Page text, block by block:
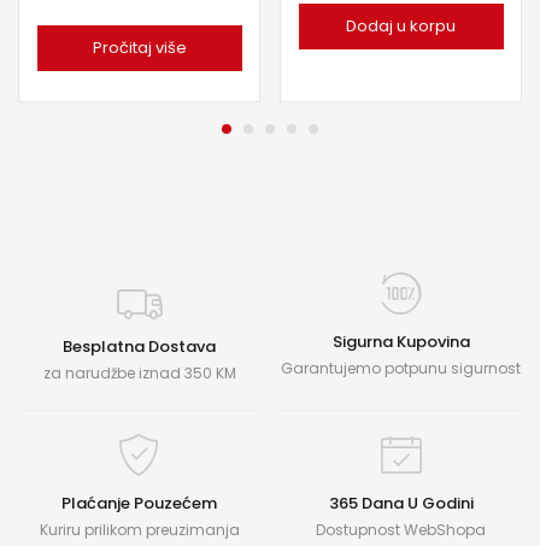
Pročitaj više
Dodaj u korpu
Besplatna Dostava
za narudžbe iznad 350 KM
Sigurna Kupovina
Garantujemo potpunu sigurnost
Plaćanje Pouzećem
Kuriru prilikom preuzimanja
365 Dana U Godini
Dostupnost WebShopa